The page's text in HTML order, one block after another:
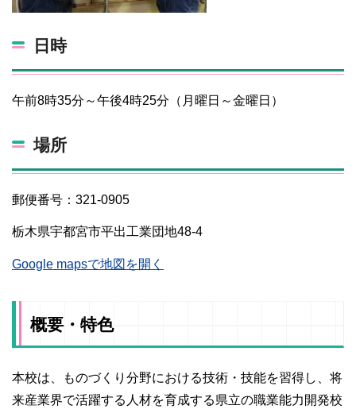
日時
午前8時35分～午後4時25分（月曜日～金曜日）
場所
郵便番号：321-0905
栃木県宇都宮市平出工業団地48-4
Google mapsで地図を開く
概要・特色
本校は、ものづくり分野における技術・技能を習得し、将
来産業界で活躍する人材を育成する県立の職業能力開発校